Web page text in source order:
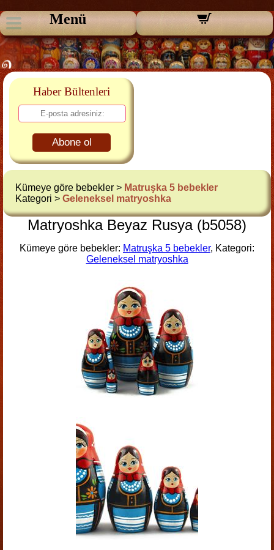
Menü
Haber Bültenleri
Abone ol
Kümeye göre bebekler > Matruşka 5 bebekler
Kategori > Geleneksel matryoshka
Matryoshka Beyaz Rusya (b5058)
Kümeye göre bebekler: Matruşka 5 bebekler, Kategori:
Geleneksel matryoshka